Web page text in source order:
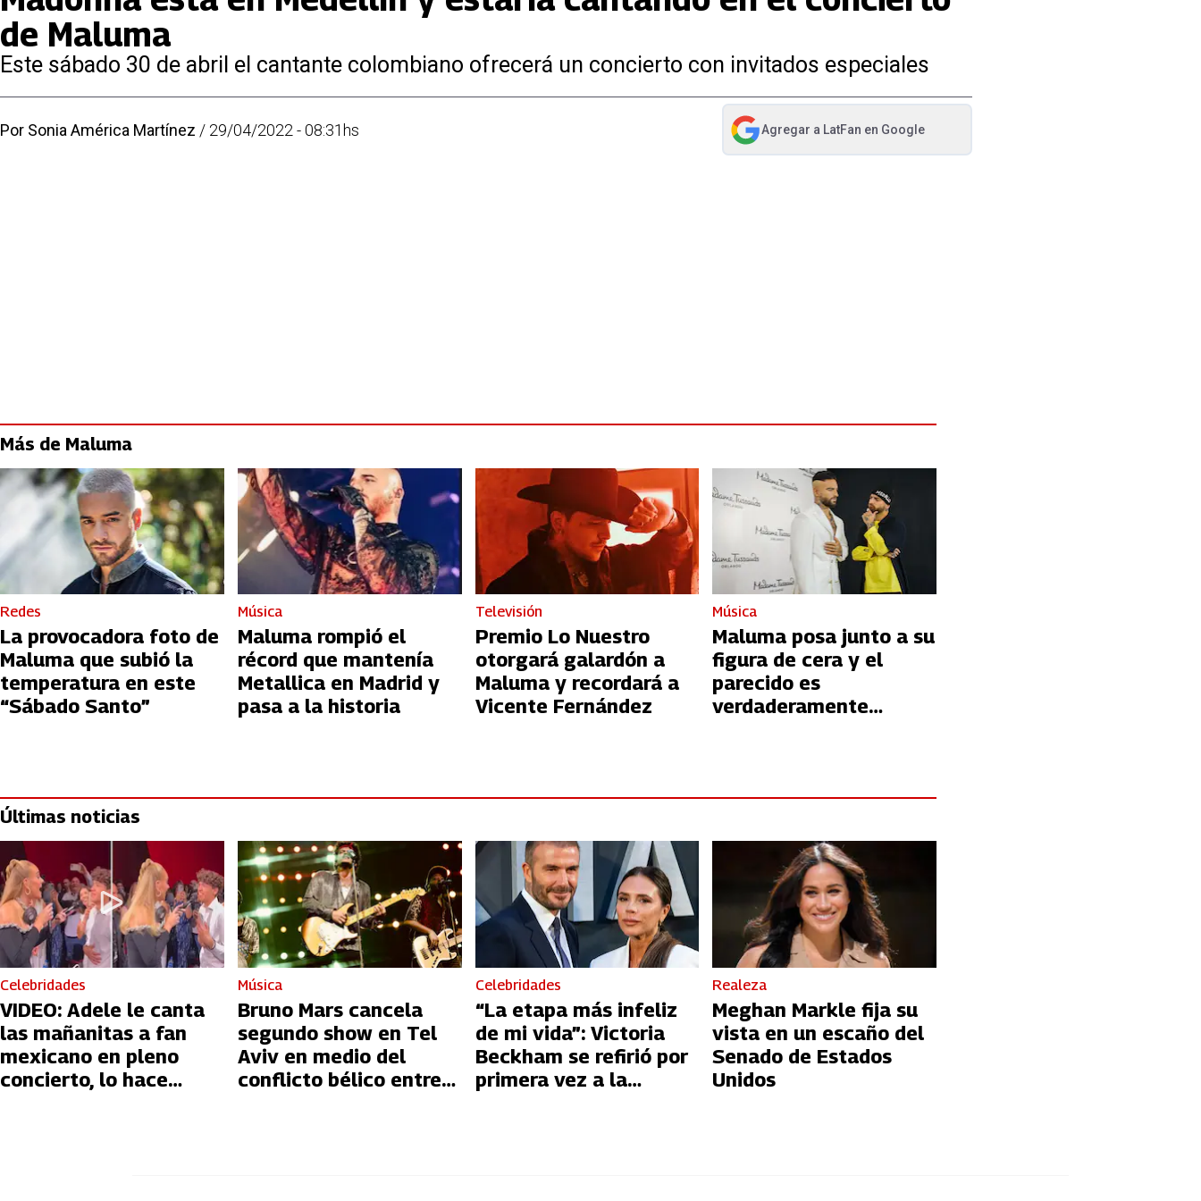
de Maluma
Este sábado 30 de abril el cantante colombiano ofrecerá un concierto con invitados especiales
Por Sonia América Martínez / 29/04/2022 - 08:31hs Agregar a LatFan en Google
abre en nueva pestaña
Más de Maluma
Redes
La provocadora foto de
Maluma que subió la
temperatura en este
“Sábado Santo”
Música
Maluma rompió el
récord que mantenía
Metallica en Madrid y
pasa a la historia
Televisión
Premio Lo Nuestro
otorgará galardón a
Maluma y recordará a
Vicente Fernández
Música
Maluma posa junto a su
figura de cera y el
parecido es
verdaderamente
Últimas noticias
Celebridades
VIDEO: Adele le canta
las mañanitas a fan
mexicano en pleno
concierto, lo hace
Música
Bruno Mars cancela
segundo show en Tel
Aviv en medio del
conflicto bélico entre
Celebridades
“La etapa más infeliz
de mi vida”: Victoria
Beckham se refirió por
primera vez a la
Realeza
Meghan Markle fija su
vista en un escaño del
Senado de Estados
Unidos